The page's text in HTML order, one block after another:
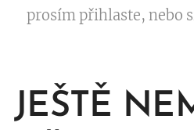
prosím přihlaste, nebo
JEŠTĚ